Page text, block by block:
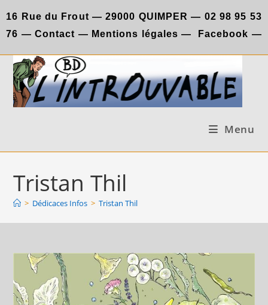
to
content
16 Rue du Frout —29000 QUIMPER — 02 98 95 53
76 — Contact — Mentions légales — Facebook —
Menu
Tristan Thil
> Dédicaces Infos > Tristan Thil